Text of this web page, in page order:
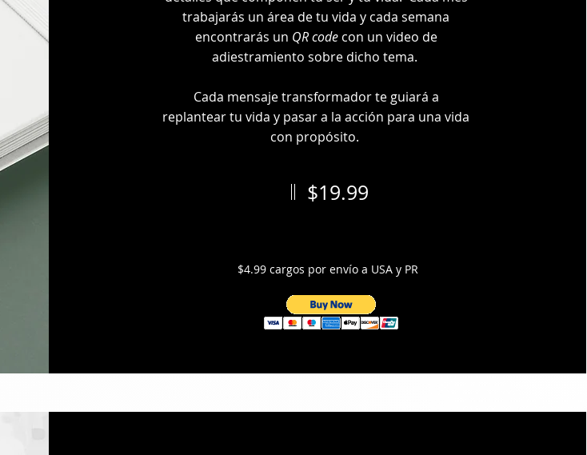
trabajarás un área de tu vida y cada semana
encontrarás un QR codecon un video de
adiestramiento sobre dicho tema.
Cada mensaje transformador te guiará a
replantear tu vida y pasar a la acción para una vida
con propósito.
$19.99
$4.99 cargos por envío a USA y PR